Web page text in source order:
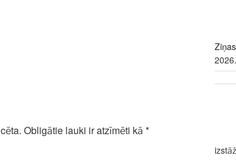
Obligātie lauki ir atzīmēti kā *
Ziņas